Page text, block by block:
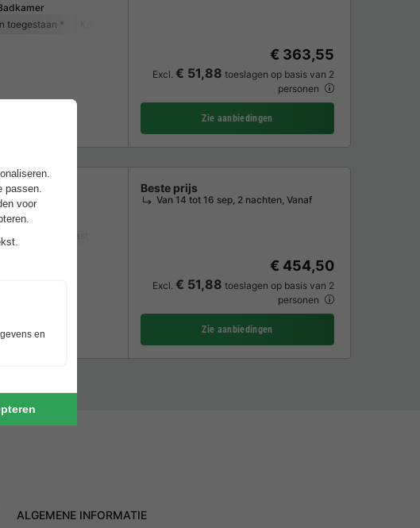
toegestaan *
€ 363,55
Excl. € 51,88 toeslagen op basis van 2
personen
Zie aanbiedingen
Vriezer
Beste prijs
Van 14 tot 16 sep, 2 nachten, Vanaf
€ 454,50
Excl. € 51,88 toeslagen op basis van 2
personen
Zie aanbiedingen
ALGEMENE INFORMATIE